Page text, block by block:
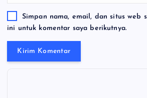
Simpan nama, email, dan situs web
ini untuk komentar saya berikutnya.